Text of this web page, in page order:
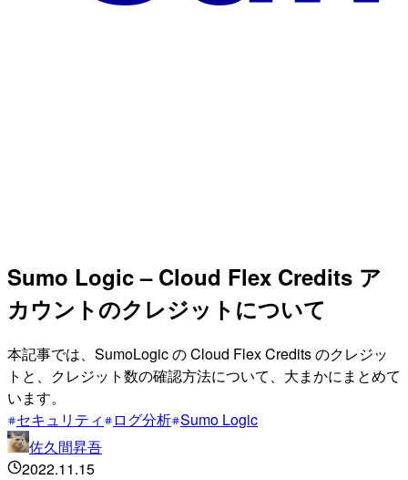
Sumo Logic – Cloud Flex Credits ア
カウントのクレジットについて
本記事では、SumoLogic の Cloud Flex Credits のクレジッ
トと、クレジット数の確認方法について、大まかにまとめて
います。
セキュリティ
ログ分析 Sumo Logic
佐久間昇吾
2022.11.15